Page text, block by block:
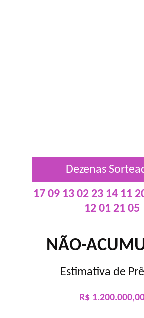
Dezenas
17 09 13 02 23 14 11
12 01 21 05
NÃO-
Estimativa de
R$